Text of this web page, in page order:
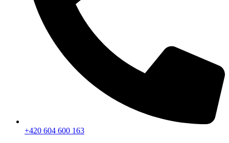
+420 604 600 163